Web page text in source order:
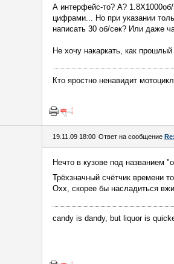
А интерфейс-то? А?
цифрами... Но при указании
написать 30 об/сек? Или даже
Не хочу накаркать, как
Кто яростно ненавидит
19.11.09 18:00 Ответ на сообщение
Нечто в кузове под названием
Трёхзначный счётчик времени
Охх, скорее бы насладиться
candy is dandy, but liquor is